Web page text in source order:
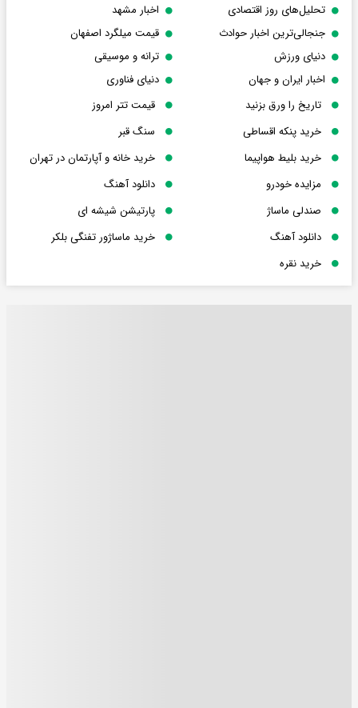
تحلیل‌های روز اقتصادی
اخبار مشهد
جنجالی‌ترین اخبار حوادث
قیمت میلگرد اصفهان
دنیای ورزش
ترانه و موسیقی
اخبار ایران و جهان
دنیای فناوری
تاریخ را ورق بزنید
قیمت تتر امروز
خرید پنکه اقساطی
سنگ قبر
خرید بلیط هواپیما
خرید خانه و آپارتمان در تهران
مزایده خودرو
دانلود آهنگ
صندلی ماساژ
پارتیشن شیشه ای
دانلود آهنگ
خرید ماساژور تفنگی بلکر
خرید نقره